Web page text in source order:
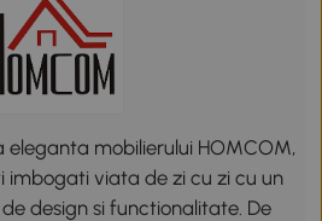
mobilierului HOMCOM,
viata de zi cu zi cu un
design si functionalitate. De